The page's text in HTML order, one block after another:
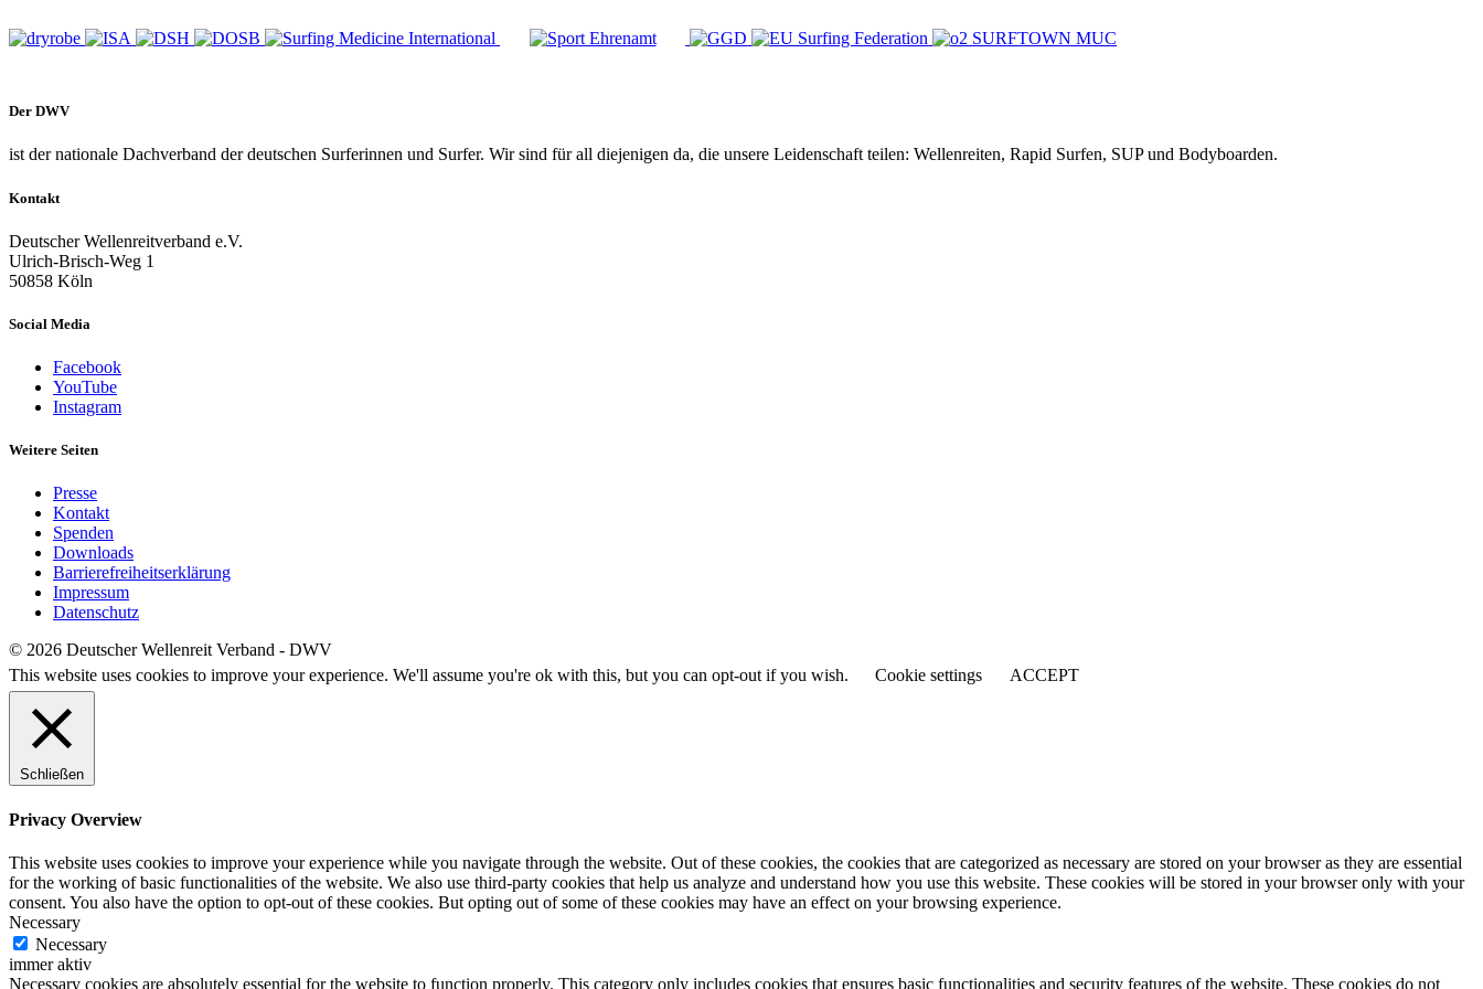
Der DWV
ist der nationale Dachverband der deutschen Surferinnen und Surfer. Wir sind für all diejenigen da, die unsere Leidenschaft teilen: Wellenreiten, Rapid Surfen, SUP und Bodyboarden.
Kontakt
Deutscher Wellenreitverband e.V.
Ulrich-Brisch-Weg 1
50858 Köln
Social Media
Facebook
YouTube
Instagram
Weitere Seiten
Presse
Kontakt
Spenden
Downloads
Barrierefreiheitserklärung
Impressum
Datenschutz
© 2026 Deutscher Wellenreit Verband - DWV
This website uses cookies to improve your experience. We'll assume you're ok with this, but you can opt-out if you wish.
Cookie settings ACCEPT
Schließen
Privacy Overview
This website uses cookies to improve your experience while you navigate through the website. Out of these cookies, the cookies that are categorized as necessary are stored on your browser as they are essential
for the working of basic functionalities of the website. We also use third-party cookies that help us analyze and understand how you use this website. These cookies will be stored in your browser only with your
consent. You also have the option to opt-out of these cookies. But opting out of some of these cookies may have an effect on your browsing experience.
Necessary
Necessary
immer aktiv
Necessary cookies are absolutely essential for the website to function properly. This category only includes cookies that ensures basic functionalities and security features of the website. These cookies do not